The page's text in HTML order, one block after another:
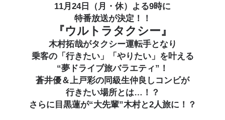
11月24日（月・休）よる9時に
特番放送が決定！！
『ウルトラタクシー』
木村拓哉がタクシー運転手となり
乗客の「行きたい」「やりたい」を叶える
“夢ドライブ旅バラエティ”！
蒼井優＆上戸彩の同級生仲良しコンビが
行きたい場所とは…！？
さらに目黒蓮が“大先輩”木村と2人旅に！？